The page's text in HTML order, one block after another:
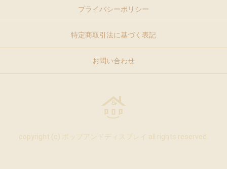
プライバシーポリシー
特定商取引法に基づく表記
お問い合わせ
copyright (c) ポップアンドディスプレイ all rights reserved.